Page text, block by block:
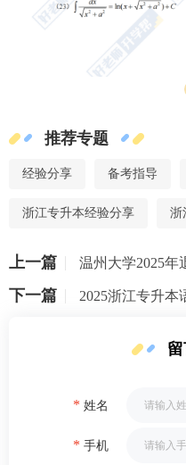
推荐专题
经验分享 备考指导
浙江专升本经验分享 浙
上一篇
下一篇 2025浙江专升本
* 姓名
* 手机